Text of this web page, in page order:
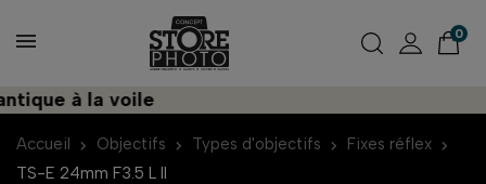
0
à la voile
Accueil Objectifs Types d'objectifs
Fixes réflex
TS-E 24mm F3.5 L II